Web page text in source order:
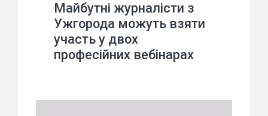
Майбутні журналісти з
Ужгорода можуть взяти
участь у двох
професійних вебінарах